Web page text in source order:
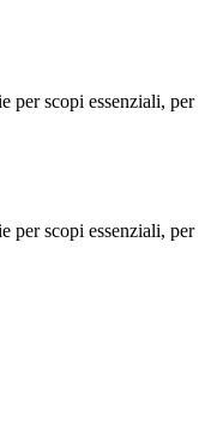
per scopi essenziali, per
per scopi essenziali, per